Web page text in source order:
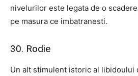
nivelurilor este legata de o
pe masura ce imbatranesti.
30. Rodie
Un alt stimulent istoric al libidoului